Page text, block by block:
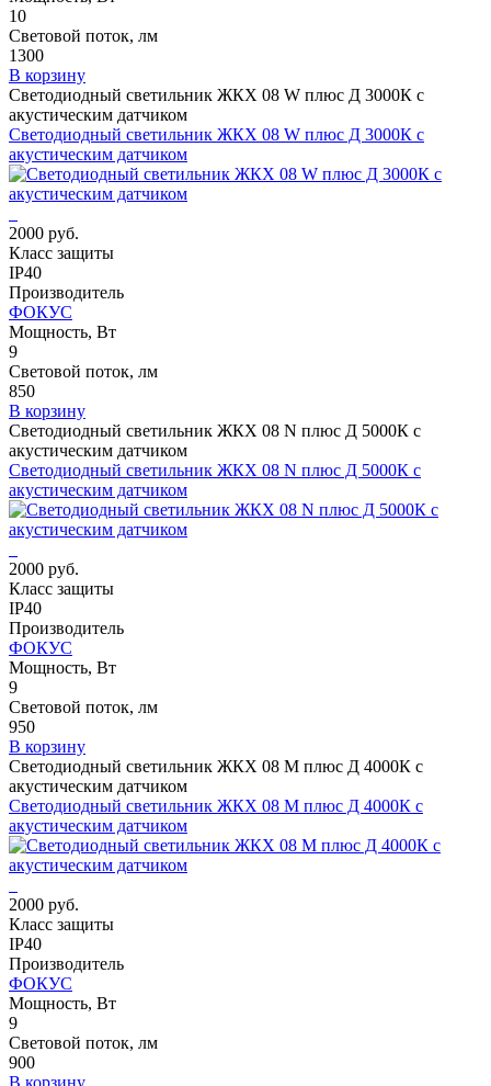
10
Световой поток, лм
1300
В корзину
Светодиодный светильник ЖКХ 08 W плюс Д 3000К с
акустическим датчиком
Светодиодный светильник ЖКХ 08 W плюс Д 3000К с
акустическим датчиком
2000 руб.
Класс защиты
IP40
Производитель
ФОКУС
Мощность, Вт
9
Световой поток, лм
850
В корзину
Светодиодный светильник ЖКХ 08 N плюс Д 5000К с
акустическим датчиком
Светодиодный светильник ЖКХ 08 N плюс Д 5000К с
акустическим датчиком
2000 руб.
Класс защиты
IP40
Производитель
ФОКУС
Мощность, Вт
9
Световой поток, лм
950
В корзину
Светодиодный светильник ЖКХ 08 M плюс Д 4000К с
акустическим датчиком
Светодиодный светильник ЖКХ 08 M плюс Д 4000К с
акустическим датчиком
2000 руб.
Класс защиты
IP40
Производитель
ФОКУС
Мощность, Вт
9
Световой поток, лм
900
В корзину